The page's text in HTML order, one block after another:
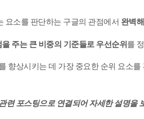
요소를 판단하는 구글의 관점에서 완벽
주는 큰 비중의 기준들로 우선순위를
향상시키는 데 가장 중요한 순위 요소
련 포스팅으로 연결되어 자세한 설명을